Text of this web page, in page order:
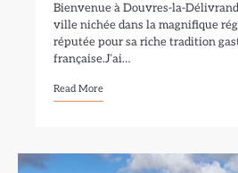
Bienvenue à Douvres-la-
ville nichée dans la magnifique
réputée pour sa riche tradition
française.J’ai…
Read More